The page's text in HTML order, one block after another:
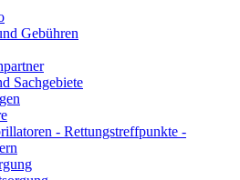
Gebühren
Sachgebiete
- Rettungstreffpunkte -